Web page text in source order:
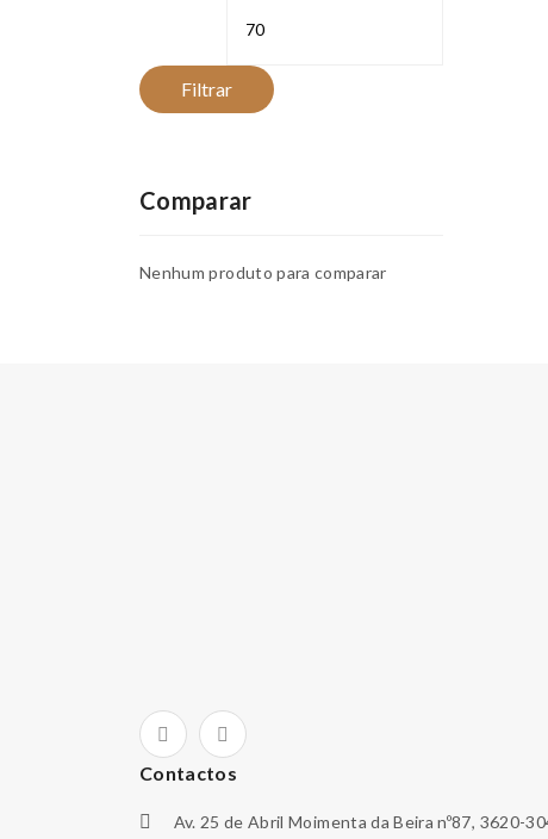
Filtrar
Comparar
Nenhum produto para comparar
Contactos
Av. 25 de Abril Moimenta da Beira nº87, 3620-